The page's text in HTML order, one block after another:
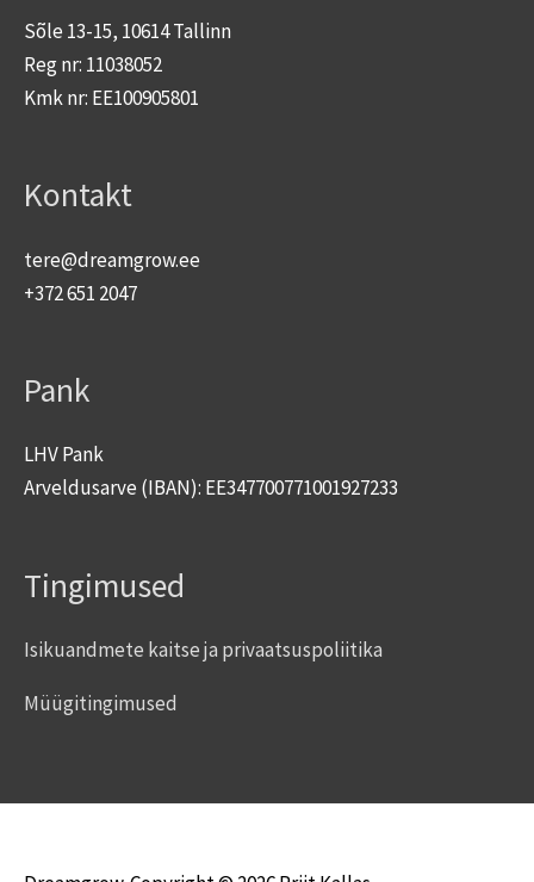
Sõle 13-15, 10614 Tallinn
Reg nr: 11038052
Kmk nr: EE100905801
Kontakt
tere@dreamgrow.ee
+372 651 2047
Pank
LHV Pank
Arveldusarve (IBAN): EE347700771001927233
Tingimused
Isikuandmete kaitse ja privaatsuspoliitika
Müügitingimused